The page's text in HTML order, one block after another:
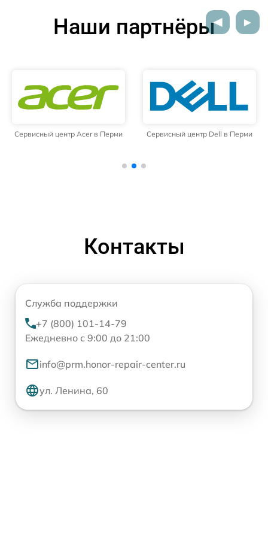
Наши партнёры
Сервисный центр Dell в Перми Сервисный центр HP в Перми
Контакты
Служба поддержки
+7 (800) 101-14-79
Ежедневно с 9:00 до 21:00
info@prm.honor-repair-center.ru
ул. Ленина, 60